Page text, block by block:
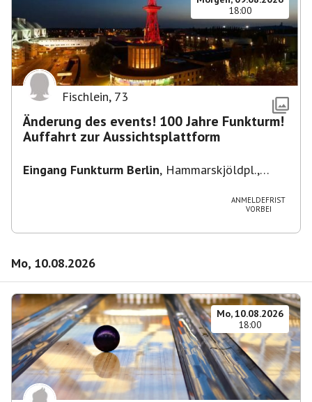
18:00
Fischlein, 73
Änderung des events! 100 Jahre Funkturm!
Auffahrt zur Aussichtsplattform
Eingang Funkturm Berlin, Hammarskjöldpl.,
ANMELDEFRIST
VORBEI
Mo, 10.08.2026
Mo, 10.08.2026
18:00